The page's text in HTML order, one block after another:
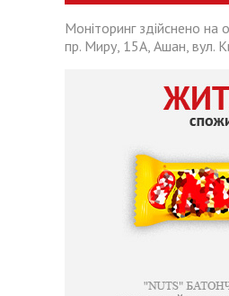
Моніторинг здійснено на
пр. Миру, 15А, Ашан, вул.